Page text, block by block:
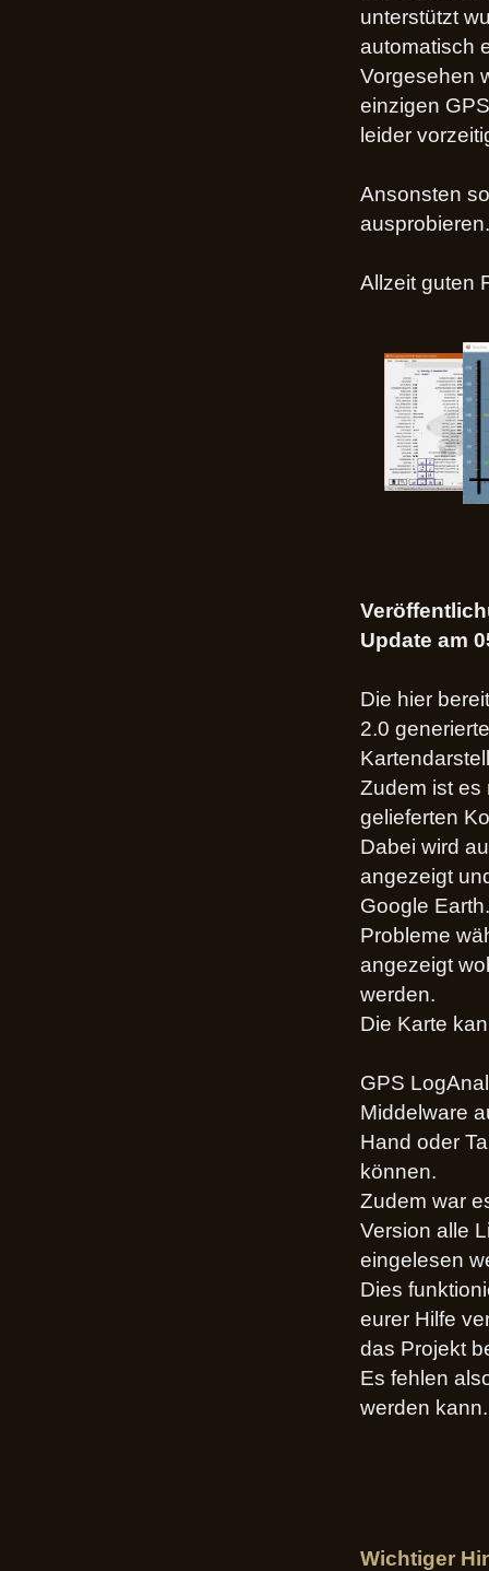
unterstützt
automatisch
Vorgesehen
einzigen
leider
Ansonsten
ausprobieren.
Allzeit guten
Update am
Die hier
2.0
Zudem ist es
gelieferten
Dabei wird
angezeigt
Google Earth.
Probleme
angezeigt
werden.
Die Karte
GPS
Middelware
Hand oder
können.
Zudem war
Version alle
eingelesen
Dies
eurer Hilfe
das Projekt
Es fehlen
werden kann.
Wichtiger